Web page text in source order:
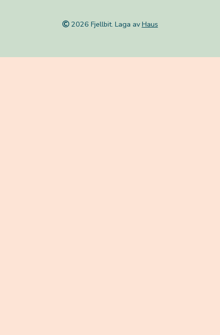
2026 Fjellbit. Laga av Haus